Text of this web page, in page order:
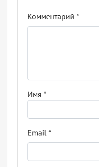
Комментарий *
Имя *
Email *